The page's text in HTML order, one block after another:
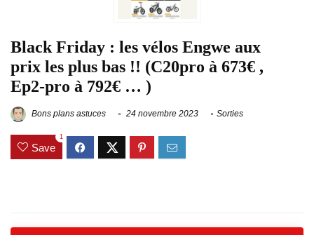
Black Friday : les vélos Engwe aux
prix les plus bas !! (C20pro à 673€ ,
Ep2-pro à 792€ … )
Bons plans astuces 24 novembre 2023 Sorties
Save
1